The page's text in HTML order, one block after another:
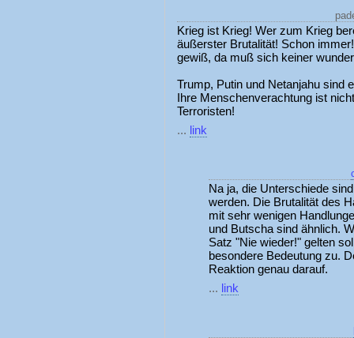
Krieg ist Krieg! Wer zum Krieg
äußerster Brutalität! Schon
gewiß, da muß sich keiner
Trump, Putin und Netanjahu sind
Ihre Menschenverachtung ist
Terroristen!
... link
Na ja, die Unterschiede
werden. Die Brutalität des
mit sehr wenigen
und Butscha sind ähnlich.
Satz "Nie wieder!" gelten
besondere Bedeutung zu.
Reaktion genau darauf.
... link